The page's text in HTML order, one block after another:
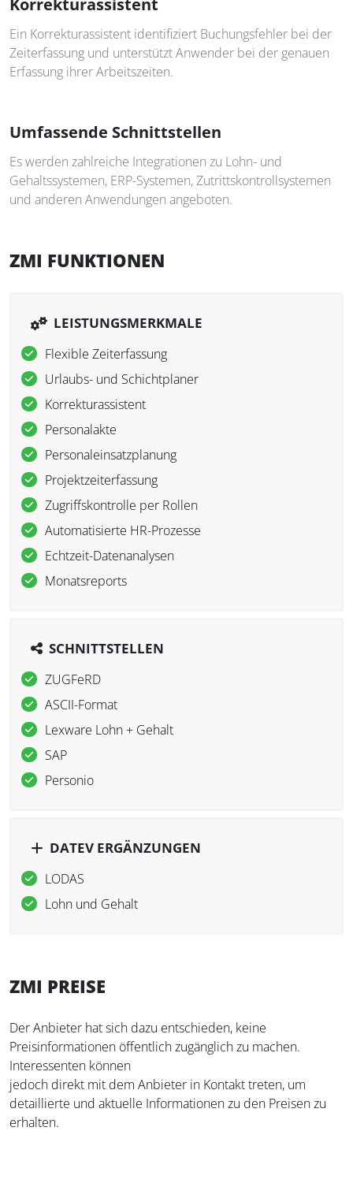
Ein Korrekturassistent identifiziert Buchungsfehler bei der
Zeiterfassung und unterstützt Anwender bei der genauen
Erfassung ihrer Arbeitszeiten.
Umfassende Schnittstellen
Es werden zahlreiche Integrationen zu Lohn- und
Gehaltssystemen, ERP-Systemen, Zutrittskontrollsystemen
und anderen Anwendungen angeboten.
ZMI FUNKTIONEN
LEISTUNGSMERKMALE
Flexible Zeiterfassung
Urlaubs- und Schichtplaner
Korrekturassistent
Personalakte
Personaleinsatzplanung
Projektzeiterfassung
Zugriffskontrolle per Rollen
Automatisierte HR-Prozesse
Echtzeit-Datenanalysen
Monatsreports
SCHNITTSTELLEN
ZUGFeRD
ASCII-Format
Lexware Lohn + Gehalt
SAP
Personio
DATEV ERGÄNZUNGEN
LODAS
Lohn und Gehalt
ZMI PREISE
Der Anbieter hat sich dazu entschieden, keine
Preisinformationen öffentlich zugänglich zu machen.
Interessenten können
jedoch direkt mit dem Anbieter in Kontakt treten, um
detaillierte und aktuelle Informationen zu den Preisen zu
erhalten.